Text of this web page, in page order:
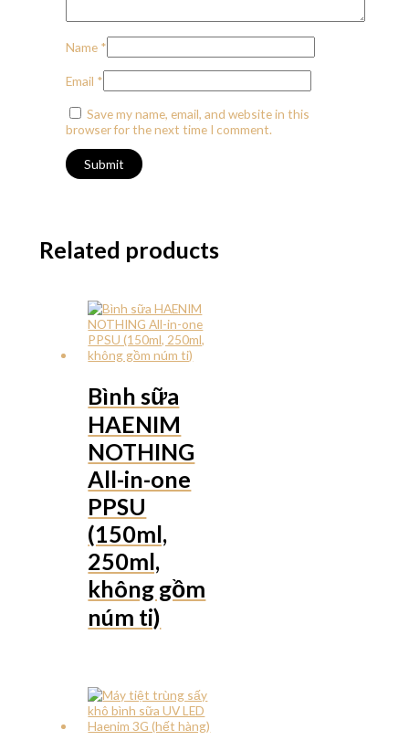
Name *
Email *
Save my name, email, and website in this
browser for the next time I comment.
Related products
Bình sữa
HAENIM
NOTHING
All-in-one
PPSU
(150ml,
250ml,
không gồm
núm ti)